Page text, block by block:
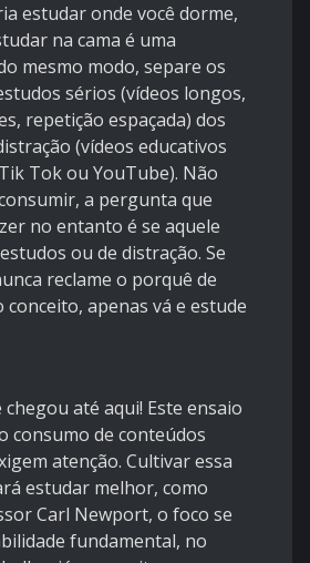
estudar onde você dorme,
na cama é uma
mesmo modo, separe os
sérios (vídeos longos,
repetição espaçada) dos
(vídeos educativos
Tok ou YouTube). Não
a pergunta que
no entanto é se aquele
ou de distração. Se
reclame o porquê de
apenas vá e estude
chegou até aqui! Este ensaio
consumo de conteúdos
atenção. Cultivar essa
estudar melhor, como
Carl Newport, o foco se
fundamental, no